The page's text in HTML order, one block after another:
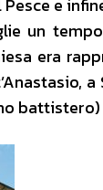
e
un
era